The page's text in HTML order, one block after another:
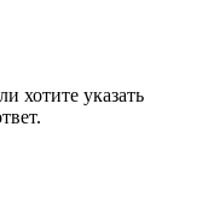
хотите указать